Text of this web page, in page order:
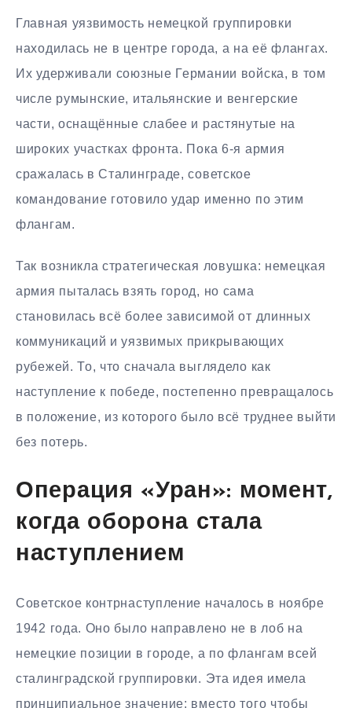
Главная уязвимость немецкой группировки
находилась не в центре города, а на её флангах.
Их удерживали союзные Германии войска, в том
числе румынские, итальянские и венгерские
части, оснащённые слабее и растянутые на
широких участках фронта. Пока 6-я армия
сражалась в Сталинграде, советское
командование готовило удар именно по этим
флангам.
Так возникла стратегическая ловушка: немецкая
армия пыталась взять город, но сама
становилась всё более зависимой от длинных
коммуникаций и уязвимых прикрывающих
рубежей. То, что сначала выглядело как
наступление к победе, постепенно превращалось
в положение, из которого было всё труднее выйти
без потерь.
Операция «Уран»: момент,
когда оборона стала
наступлением
Советское контрнаступление началось в ноябре
1942 года. Оно было направлено не в лоб на
немецкие позиции в городе, а по флангам всей
сталинградской группировки. Эта идея имела
принципиальное значение: вместо того чтобы